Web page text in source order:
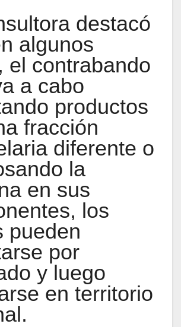
destacó
algunos
el contrabando
a cabo
productos
fracción
diferente o
la
en sus
los
pueden
por
y luego
en territorio